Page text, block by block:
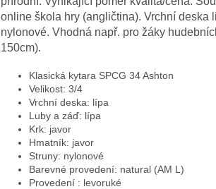
online škola hry (angličtina). Vrchní deska
nylonové. Vhodná např. pro žáky
150cm).
Klasická kytara SPCG 34 Ashton
Velikost: 3/4
Vrchní deska: lípa
Luby a záď: lípa
Krk: javor
Hmatník: javor
Struny: nylonové
Barevné provedení: natural (AM L)
Provedení : levoruké